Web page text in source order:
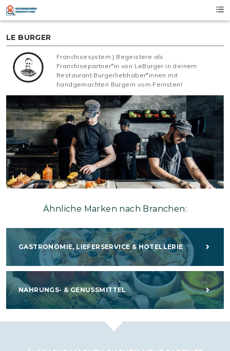
Skip
content
LE BURGER
Franchisesystem | Begeistere als
Franchisepartner*in von LeBurger in deinem
Restaurant Burgerliebhaber*innen mit
handgemachten Burgern vom Feinsten!
Ähnliche Marken nach Branchen:
GASTRONOMIE, LIEFERSERVICE & HOTELLERIE
NAHRUNGS- & GENUSSMITTEL